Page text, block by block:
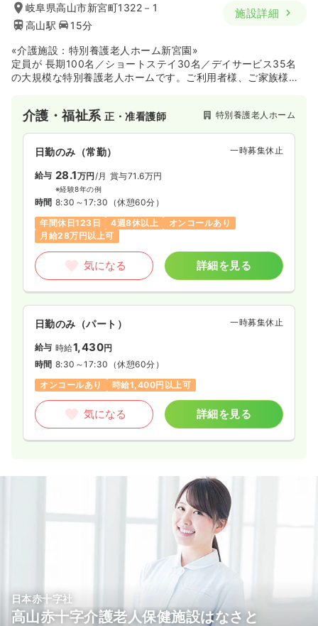
岐阜県高山市新宮町1322－1
高山駅
15分
施設詳細
«介護施設：特別養護老人ホーム新宮園»
定員が 長期100名／ショートステイ30名／デイサービス35名
の大規模な特別養護老人ホームです。ご利用者様、ご家族様、
介護・福祉系正・准看護師 特別養護老人ホーム
日勤のみ（常勤） 一時募集休止
給与 28.1万円 /月 賞与71.6万円
※経験8年の例
時間 8:30～17:30 （休憩60分）
年間休日123日
4週8休以上
オンコールあり
月給28万円以上可
気になる 詳細を見る
日勤のみ（パート） 一時募集休止
給与 時給1,430円
時間 8:30～17:30 （休憩60分）
オンコールあり
時給1,400円以上可
気になる 詳細を見る
日本赤十字社
高山赤十字介護老人保健施設はなさと